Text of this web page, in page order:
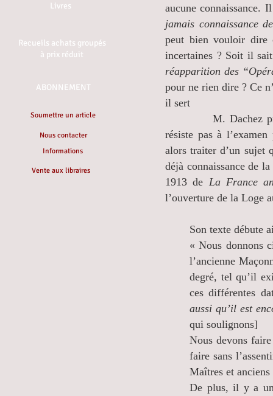
aucune connaissance.
jamais connaissance
peut bien vouloir
incertaines ? Soit il
réapparition des
pour ne rien dire ? Ce
il sert
M. Dachez prétend
résiste pas à
alors traiter d’un sujet
déjà connaissance de
1913 de La France
l’ouverture de la Loge
Son texte débute
« Nous donnons
l’ancienne
degré, tel qu’il
ces différentes
aussi qu’il est
qui soulignons]
Nous devons
faire sans
Maîtres et
De plus, il y a un
Livres
Recueils achats groupés
à prix réduit
ABONNEMENT
Soumettre un article
Nous contacter
Informations
Vente aux libraires